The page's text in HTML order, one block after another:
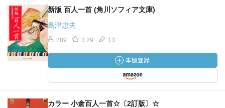
新版 百人一首 (角川ソフィア文庫)
島津忠夫
289 3.29 13
カラー 小倉百人一首☆〔2訂版〕☆